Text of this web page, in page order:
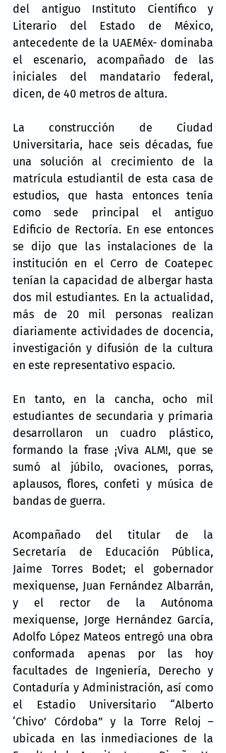
del antiguo Instituto Científico y
Literario del Estado de México,
antecedente de la UAEMéx- dominaba
el escenario, acompañado de las
iniciales del mandatario federal,
dicen, de 40 metros de altura.
La construcción de Ciudad
Universitaria, hace seis décadas, fue
una solución al crecimiento de la
matrícula estudiantil de esta casa de
estudios, que hasta entonces tenía
como sede principal el antiguo
Edificio de Rectoría. En ese entonces
se dijo que las instalaciones de la
institución en el Cerro de Coatepec
tenían la capacidad de albergar hasta
dos mil estudiantes. En la actualidad,
más de 20 mil personas realizan
diariamente actividades de docencia,
investigación y difusión de la cultura
en este representativo espacio.
En tanto, en la cancha, ocho mil
estudiantes de secundaria y primaria
desarrollaron un cuadro plástico,
formando la frase ¡Viva ALM!, que se
sumó al júbilo, ovaciones, porras,
aplausos, flores, confeti y música de
bandas de guerra.
Acompañado del titular de la
Secretaría de Educación Pública,
Jaime Torres Bodet; el gobernador
mexiquense, Juan Fernández Albarrán,
y el rector de la Autónoma
mexiquense, Jorge Hernández García,
Adolfo López Mateos entregó una obra
conformada apenas por las hoy
facultades de Ingeniería, Derecho y
Contaduría y Administración, así como
el Estadio Universitario “Alberto
‘Chivo’ Córdoba” y la Torre Reloj –
ubicada en las inmediaciones de la